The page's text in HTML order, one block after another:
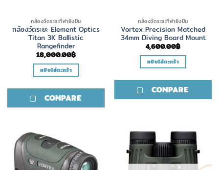
กล้องวัดระยะกีฬายิงปืน
กล้องวัดระยะ Element Optics
Titan 3K Ballistic
Rangefinder
18,000.00฿
หยิบใส่ตะกร้า
COMPARE
กล้องวัดระยะกีฬายิงปืน
Vortex Precision Matched
34mm Diving Board Mount
4,600.00฿
หยิบใส่ตะกร้า
COMPARE